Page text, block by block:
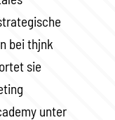
bei thjnk
sie
unter